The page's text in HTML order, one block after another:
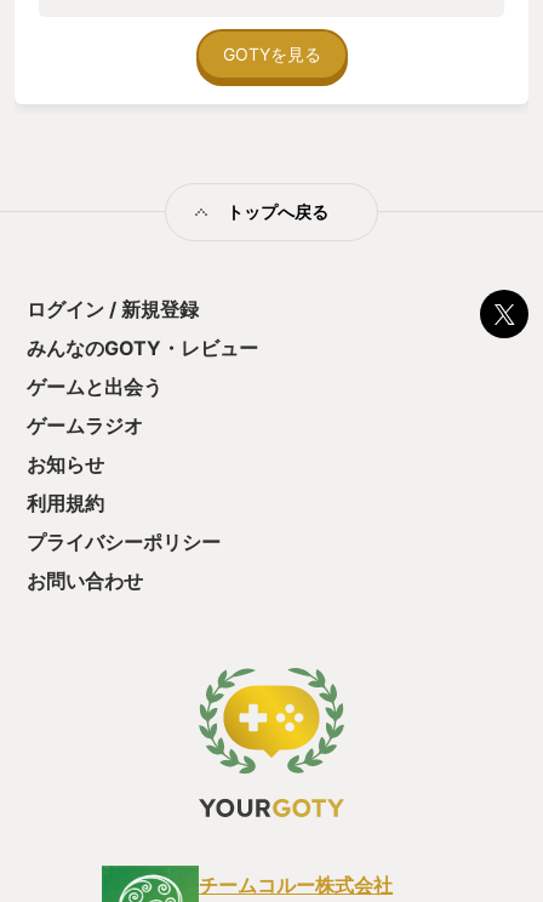
入し、キャラたちを大好きにさせてくれます。 戦闘はフィール
ドからシームレスに突入、スピード感があって、多彩な術技で
爽快に楽しめます。戦闘中に敵の背後を取って有利に戦えるシ
作ったり等。物語の早い段階で強い装備も作れてしまい、ゲー
テムを作る為だけに一日中セーブとロードを何日も繰り返すと
感情度合いによってエンディングに変化があるお馴染みのシス
テムももちろん健在！ SF、ファンタジー、RPG好きな人におす
すめの作品です！
GOTYを見る
トップへ戻る
ログイン / 新規登録
みんなのGOTY・レビュー
ゲームと出会う
ゲームラジオ
お知らせ
利用規約
プライバシーポリシー
お問い合わせ
チームコルー株式会社